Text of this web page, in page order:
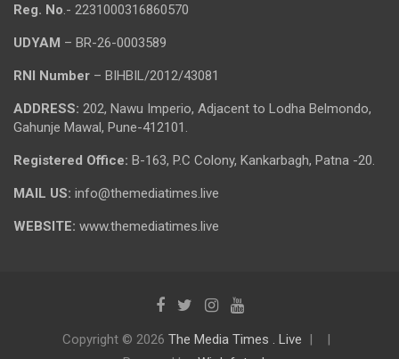
Reg. No.- 2231000316860570
UDYAM – BR-26-0003589
RNI Number – BIHBIL/2012/43081
ADDRESS: 202, Nawu Imperio, Adjacent to Lodha Belmondo,
Gahunje Mawal, Pune-412101.
Registered Office: B-163, P.C Colony, Kankarbagh, Patna -20.
MAIL US: info@themediatimes.live
WEBSITE: www.themediatimes.live
Copyright © 2026 The Media Times . Live